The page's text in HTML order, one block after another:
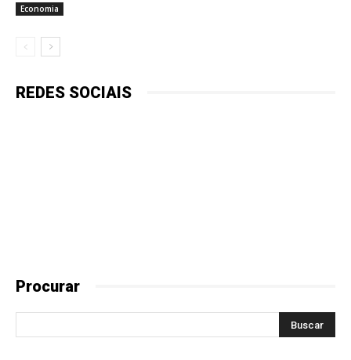
Economia
REDES SOCIAIS
Procurar